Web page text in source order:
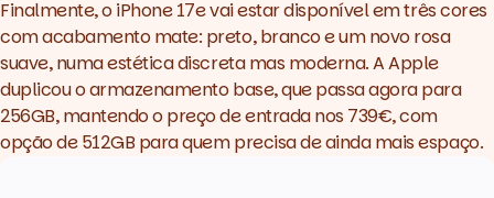
Finalmente, o iPhone 17e vai estar disponível em três cores
com acabamento mate: preto, branco e um novo rosa
suave, numa estética discreta mas moderna. A Apple
duplicou o armazenamento base, que passa agora para
256GB, mantendo o preço de entrada nos 739€, com
opção de 512GB para quem precisa de ainda mais espaço.